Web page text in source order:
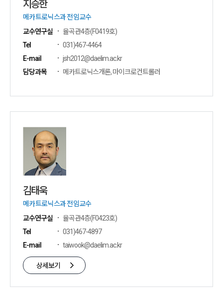
지승한
메카트로닉스과 전임교수
교수연구실
율곡관4층(F0419호)
Tel
031)467-4464
E-mail
jsh2012@daelim.ac.kr
담당과목
메카트로닉스개론, 마이크로컨트롤러
김태욱
메카트로닉스과 전임교수
교수연구실
율곡관4층(F0423호)
Tel
031)467-4897
E-mail
taiwook@daelim.ac.kr
상세보기